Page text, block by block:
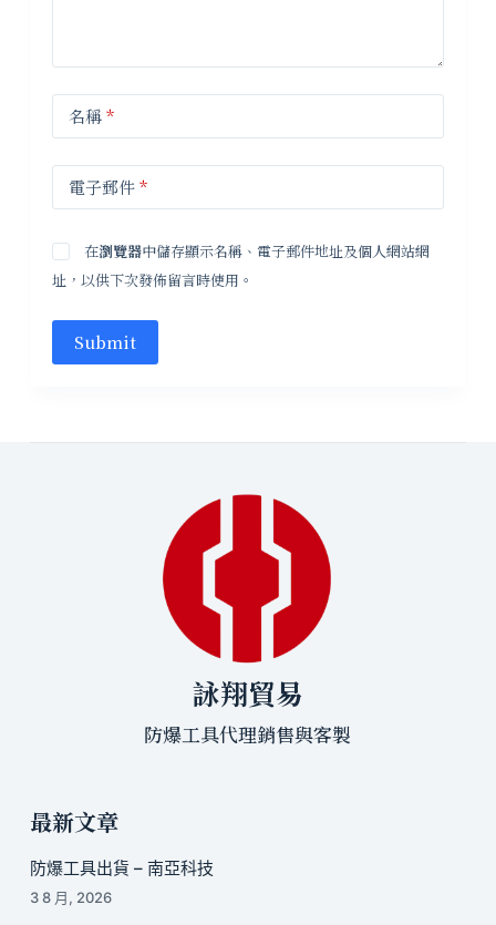
名稱*
電子郵件*
在瀏覽器中儲存顯示名稱、電子郵件地址及個人網站網
址，以供下次發佈留言時使用。
Submit
詠翔貿易
防爆工具代理銷售與客製
最新文章
防爆工具出貨 – 南亞科技
3 8 月, 2026